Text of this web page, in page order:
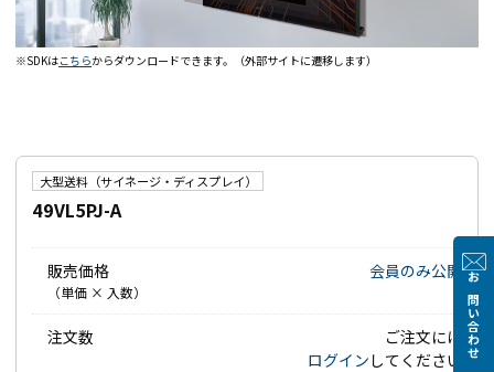
お問い合わせ
※SDKはこちらからダウンロードできます。（外部サイトに遷移します）
大型送料（サイネージ・ディスプレイ）
49VL5PJ-A
販売価格
（単価 × 入数）
会員のみ公開
注文数
ご注文には
ログイン してください